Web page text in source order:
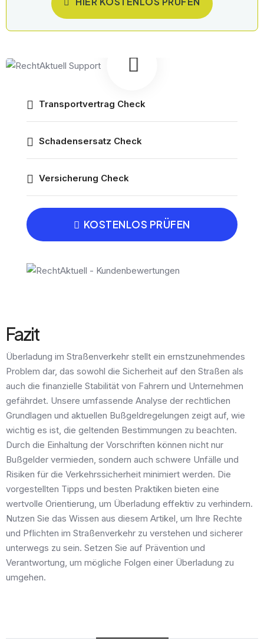
Transportvertrag Check
Schadensersatz Check
Versicherung Check
KOSTENLOS PRÜFEN
Fazit
Überladung im Straßenverkehr stellt ein ernstzunehmendes
Problem dar, das sowohl die Sicherheit auf den Straßen als
auch die finanzielle Stabilität von Fahrern und Unternehmen
gefährdet. Unsere umfassende Analyse der rechtlichen
Grundlagen und aktuellen Bußgeldregelungen zeigt auf, wie
wichtig es ist, die geltenden Bestimmungen zu beachten.
Durch die Einhaltung der Vorschriften können nicht nur
Bußgelder vermieden, sondern auch schwere Unfälle und
Risiken für die Verkehrssicherheit minimiert werden. Die
vorgestellten Tipps und besten Praktiken bieten eine
wertvolle Orientierung, um Überladung effektiv zu verhindern.
Nutzen Sie das Wissen aus diesem Artikel, um Ihre Rechte
und Pflichten im Straßenverkehr zu verstehen und sicherer
unterwegs zu sein. Setzen Sie auf Prävention und
Verantwortung, um mögliche Folgen einer Überladung zu
umgehen.